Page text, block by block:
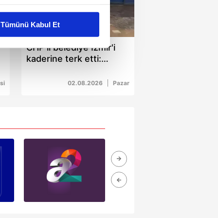
kullanılmaktadır. Bu
ve sizlere yönelik
detaylı bilgi için Ayarlar
ve sitemizde ilgili
Tümünü Kabul Et
00:12
CHP'li belediye İzmir'i
kaderine terk etti:
02.08.2026 Pazar